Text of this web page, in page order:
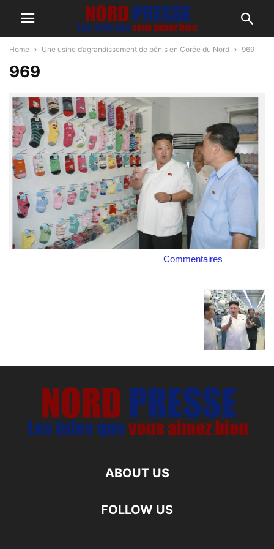
Home Une usine d’agrandissement de pénis en Corée du Nord 969
969
Commentaires
ABOUT US
FOLLOW US